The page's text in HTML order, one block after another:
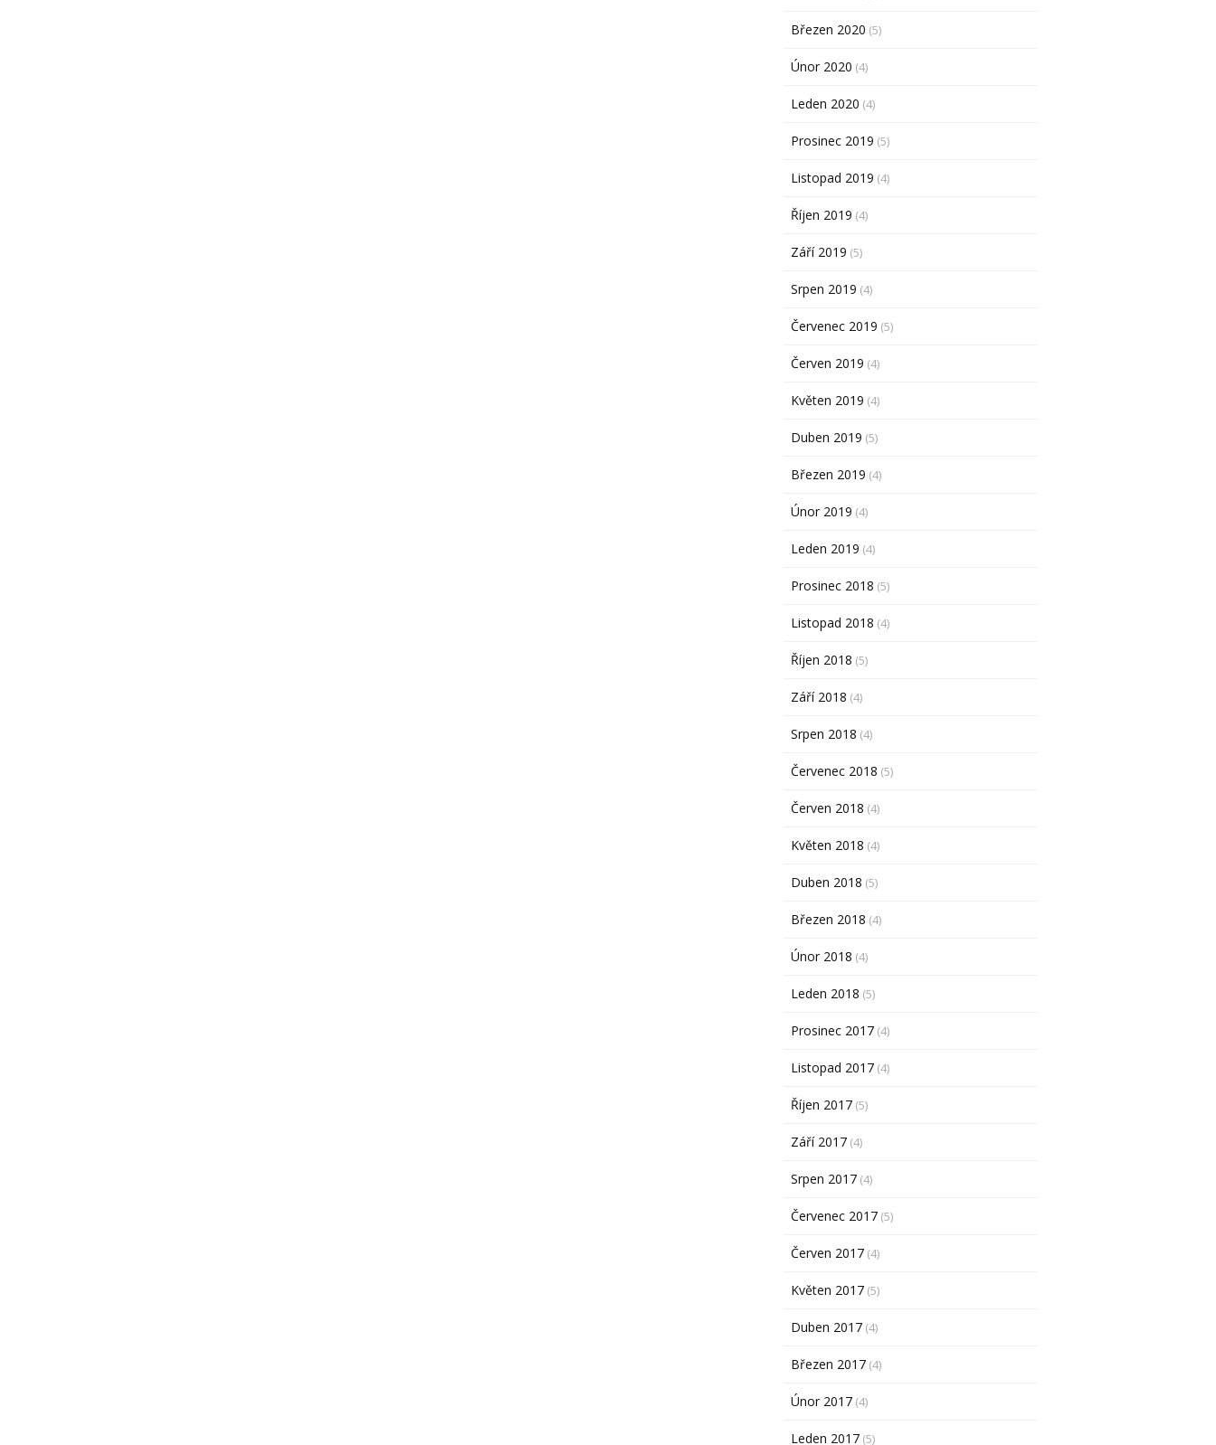
Březen 2020 (5)
Únor 2020 (4)
Leden 2020 (4)
Prosinec 2019 (5)
Listopad 2019 (4)
Říjen 2019 (4)
Září 2019 (5)
Srpen 2019 (4)
Červenec 2019 (5)
Červen 2019 (4)
Květen 2019 (4)
Duben 2019 (5)
Březen 2019 (4)
Únor 2019 (4)
Leden 2019 (4)
Prosinec 2018 (5)
Listopad 2018 (4)
Říjen 2018 (5)
Září 2018 (4)
Srpen 2018 (4)
Červenec 2018 (5)
Červen 2018 (4)
Květen 2018 (4)
Duben 2018 (5)
Březen 2018 (4)
Únor 2018 (4)
Leden 2018 (5)
Prosinec 2017 (4)
Listopad 2017 (4)
Říjen 2017 (5)
Září 2017 (4)
Srpen 2017 (4)
Červenec 2017 (5)
Červen 2017 (4)
Květen 2017 (5)
Duben 2017 (4)
Březen 2017 (4)
Únor 2017 (4)
Leden 2017 (5)